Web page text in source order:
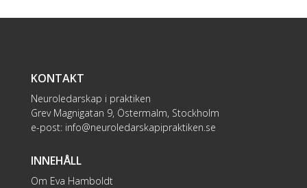
KONTAKT
Neuroledarskap i praktiken
Grev Magnigatan 9, Östermalm, Stockholm
e-post: info@neuroledarskapipraktiken.se
INNEHÅLL
Om Eva Hamboldt